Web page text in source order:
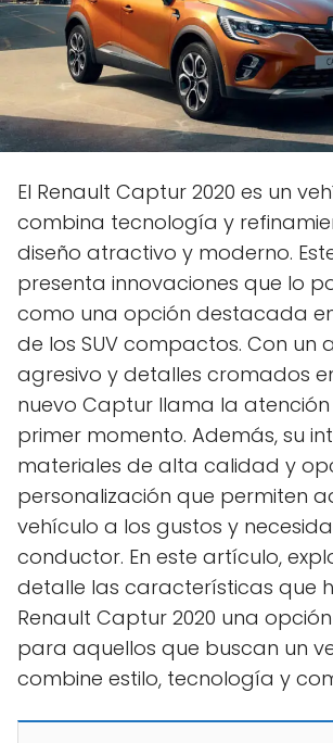
El Renault Captur 2020 es un
combina tecnología y
diseño atractivo y moderno.
presenta innovaciones que lo
como una opción destacada
de los SUV compactos. Con un
agresivo y detalles cromados
nuevo Captur llama la
primer momento. Además, su
materiales de alta calidad y
personalización que permiten
vehículo a los gustos y
conductor. En este artículo,
detalle las características que
Renault Captur 2020 una
para aquellos que buscan un
combine estilo, tecnología y